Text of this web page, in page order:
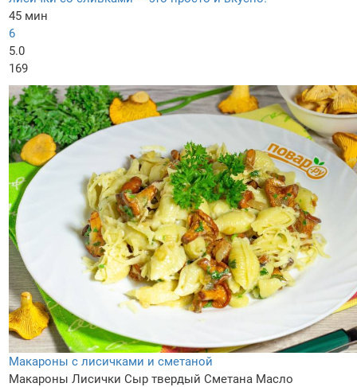
45 мин
6
5.0
169
Макароны с лисичками и сметаной
Макароны Лисички Сыр твердый Сметана Масло